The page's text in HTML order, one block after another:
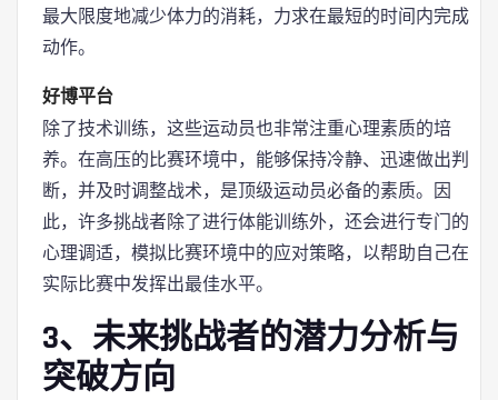
最大限度地减少体力的消耗，力求在最短的时间内完成
动作。
好博平台
除了技术训练，这些运动员也非常注重心理素质的培
养。在高压的比赛环境中，能够保持冷静、迅速做出判
断，并及时调整战术，是顶级运动员必备的素质。因
此，许多挑战者除了进行体能训练外，还会进行专门的
心理调适，模拟比赛环境中的应对策略，以帮助自己在
实际比赛中发挥出最佳水平。
3、未来挑战者的潜力分析与
突破方向